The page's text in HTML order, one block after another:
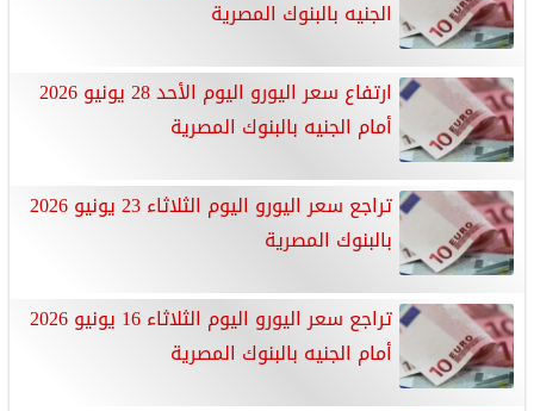
الجنيه بالبنوك المصرية
ارتفاع سعر اليورو اليوم الأحد 28 يونيو 2026
أمام الجنيه بالبنوك المصرية
تراجع سعر اليورو اليوم الثلاثاء 23 يونيو 2026
بالبنوك المصرية
تراجع سعر اليورو اليوم الثلاثاء 16 يونيو 2026
أمام الجنيه بالبنوك المصرية